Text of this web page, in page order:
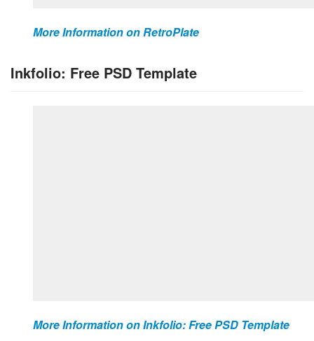
More Information on RetroPlate
Inkfolio: Free PSD Template
More Information on Inkfolio: Free PSD Template